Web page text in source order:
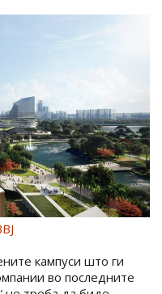
кампуси што ги
во последните